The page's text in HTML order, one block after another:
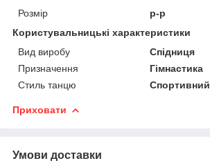
Розмір
р-р
Користувальницькі характеристики
Вид виробу
Спідниця
Призначення
Гімнастика
Стиль танцю
Спортивний
Приховати
Умови доставки